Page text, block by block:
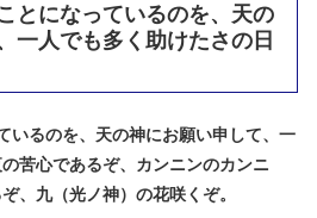
とになっているのを、天の
一人でも多く助けたさの日
いるのを、天の神にお願い申して、一
苦心であるぞ、カンニンのカンニ
、九（光ノ神）の花咲くぞ。